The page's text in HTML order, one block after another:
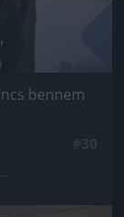
bennem